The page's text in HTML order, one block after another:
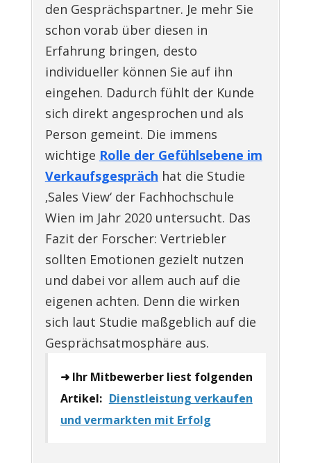
den Gesprächspartner. Je mehr Sie
schon vorab über diesen in
Erfahrung bringen, desto
individueller können Sie auf ihn
eingehen. Dadurch fühlt der Kunde
sich direkt angesprochen und als
Person gemeint. Die immens
wichtige Rolle der Gefühlsebene im
Verkaufsgespräch hat die Studie
‚Sales View‘ der Fachhochschule
Wien im Jahr 2020 untersucht. Das
Fazit der Forscher: Vertriebler
sollten Emotionen gezielt nutzen
und dabei vor allem auch auf die
eigenen achten. Denn die wirken
sich laut Studie maßgeblich auf die
Gesprächsatmosphäre aus.
➜ Ihr Mitbewerber liest folgenden
Artikel: Dienstleistung verkaufen
und vermarkten mit Erfolg